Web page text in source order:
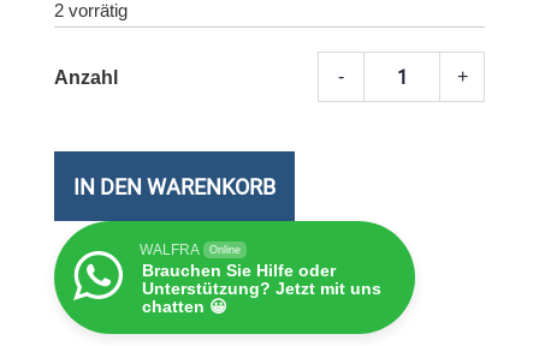
2 vorrätig
- +
IN DEN WARENKORB
WALFRA Online
Brauchen Sie Hilfe oder
Unterstützung? Jetzt mit uns
chatten 😀